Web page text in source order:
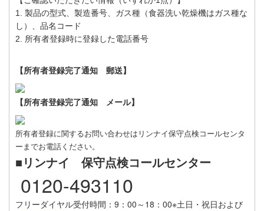
1. 製品の型式、製造番号、ガス種（食器洗い乾燥機はガス種な
し）、品名コード
2. 所有者登録時に登録した電話番号
【所有者登録完了通知 郵送】
【所有者登録完了通知 メール】
所有者登録に関するお問い合わせはリンナイ保守点検コールセンタ
ーまでお電話ください。
■リンナイ 保守点検コールセンター
0120-493110
フリーダイヤル受付時間：9：00～18：00※土日・祝日および